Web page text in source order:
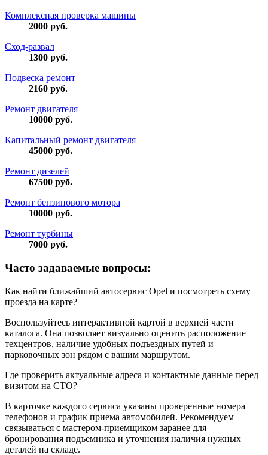
Комплексная проверка машины
2000 руб.
Сход-развал
1300 руб.
Подвеска ремонт
2160 руб.
Ремонт двигателя
10000 руб.
Капитальный ремонт двигателя
45000 руб.
Ремонт дизелей
67500 руб.
Ремонт бензинового мотора
10000 руб.
Ремонт турбины
7000 руб.
Часто задаваемые вопросы:
Как найти ближайший автосервис Opel и посмотреть схему
проезда на карте?
Воспользуйтесь интерактивной картой в верхней части
каталога. Она позволяет визуально оценить расположение
техцентров, наличие удобных подъездных путей и
парковочных зон рядом с вашим маршрутом.
Где проверить актуальные адреса и контактные данные перед
визитом на СТО?
В карточке каждого сервиса указаны проверенные номера
телефонов и график приема автомобилей. Рекомендуем
связываться с мастером-приемщиком заранее для
бронирования подъемника и уточнения наличия нужных
деталей на складе.